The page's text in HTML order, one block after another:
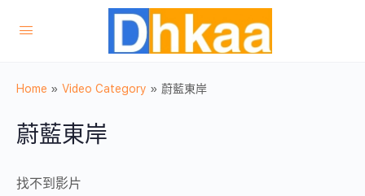
Home » Video Category » 蔚藍東岸
蔚藍東岸
找不到影片